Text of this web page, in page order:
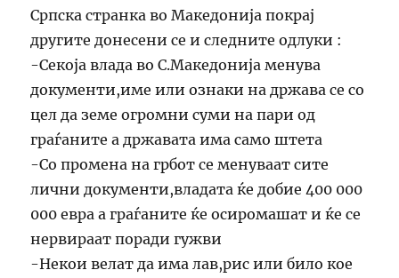
Српска странка во Македонија покрај
другите донесени се и следните одлуки :
-Секоја влада во С.Македонија менува
документи,име или ознаки на држава се со
цел да земе огромни суми на пари од
граѓаните а државата има само штета
-Со промена на грбот се менуваат сите
лични документи,владата ќе добие 400 000
000 евра а граѓаните ќе осиромашат и ќе се
нервираат поради гужви
-Некои велат да има лав,рис или било кое